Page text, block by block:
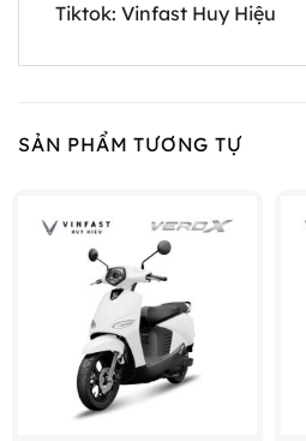
Tiktok: Vinfast Huy Hiệu
SẢN PHẨM TƯƠNG TỰ